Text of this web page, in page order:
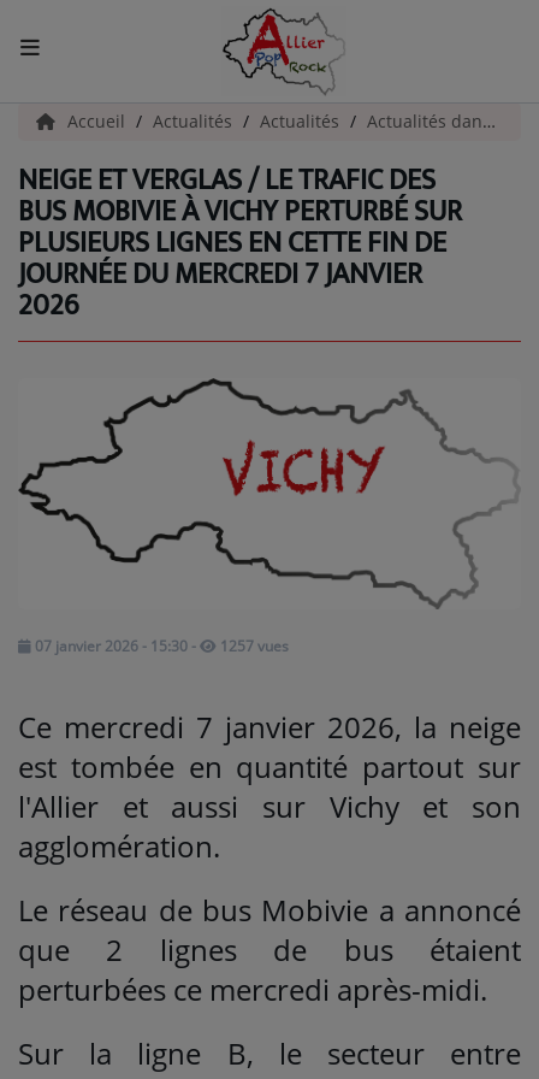
ACCUEIL
Actualités
INFOS - ALLIER
AGENDA CULTUREL - ALLIER
INFOS POP ROCK
La Radio
EMISSIONS
ARTISTES
PODCASTS
Agenda
Titres diffusés
Accueil Actualités Actualités Actualités dans l'Allier
NEIGE ET VERGLAS / LE TRAFIC DES
BUS MOBIVIE À VICHY PERTURBÉ SUR
PLUSIEURS LIGNES EN CETTE FIN DE
JOURNÉE DU MERCREDI 7 JANVIER
2026
07 janvier 2026 - 15:30 - 1257 vues
Ce mercredi 7 janvier 2026, la neige
est tombée en quantité partout sur
l'Allier et aussi sur Vichy et son
agglomération.
Le réseau de bus Mobivie a annoncé
que 2 lignes de bus étaient
perturbées ce mercredi après-midi.
Sur la ligne B, le secteur entre